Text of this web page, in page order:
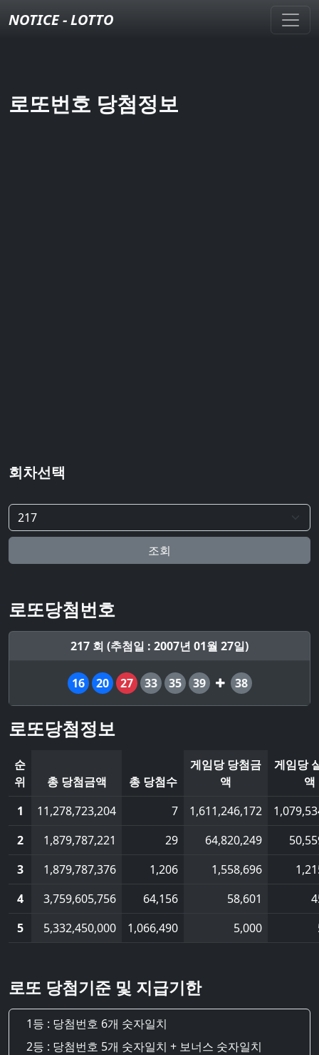
NOTICE - LOTTO
로또번호 당첨정보
회차선택
조회
로또당첨번호
217 회 (추첨일 : 2007년 01월 27일)
16 20 27 33 35 39 38
로또당첨정보
순
위
총 당첨금액 총 당첨수
게임당 당첨금
액
게임당
액
1
11,278,723,204 7 1,611,246,172
2
1,879,787,221 29 64,820,249
3
1,879,787,376 1,206 1,558,696
4
3,759,605,756 64,156 58,601
5
5,332,450,000 1,066,490 5,000
로또 당첨기준 및 지급기한
1등 : 당첨번호 6개 숫자일치
2등 : 당첨번호 5개 숫자일치 + 보너스 숫자일치